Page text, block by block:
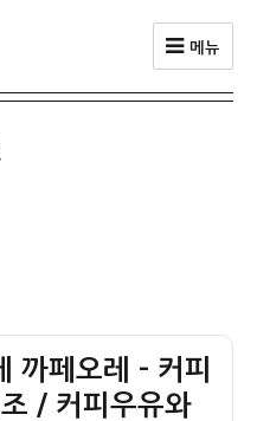
메뉴
까페오레 – 커피
/ 커피우유와